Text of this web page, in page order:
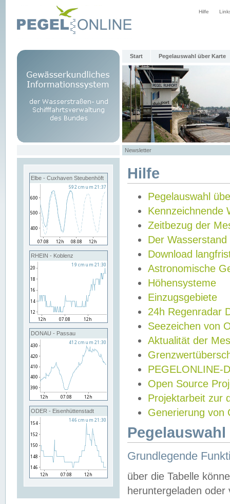
Hilfe
Start Pegelauswahl über Karte
Newsletter
Elbe - Cuxhaven Steubenhöft
RHEIN - Koblenz
DONAU - Passau
ODER - Eisenhüttenstadt
Hilfe
Pegelauswahl
Kennzeichnende
Zeitbezug der
Der Wasserstand
Download
Astronomische
Höhensysteme
Einzugsgebiete
24h Regenradar
Seezeichen von
Aktualität der
PEGELONLINE-
Open Source
Projektarbeit zur
Generierung von
Grundlegende
über die Tabelle
heruntergeladen oder